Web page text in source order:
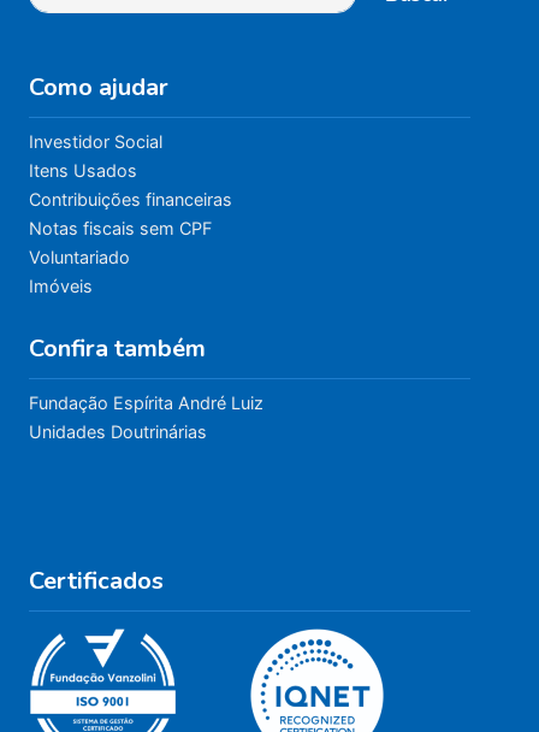
Como ajudar
Investidor Social
Itens Usados
Contribuições financeiras
Notas fiscais sem CPF
Voluntariado
Imóveis
Confira também
Fundação Espírita André Luiz
Unidades Doutrinárias
Certificados